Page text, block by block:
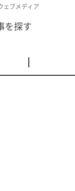
ェブメディア
を探す